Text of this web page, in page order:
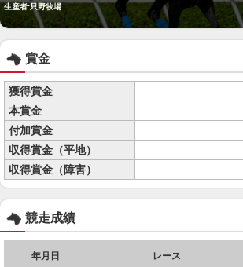
生産者:只野牧場
賞金
獲得賞金
本賞金
付加賞金
収得賞金（平地）
収得賞金（障害）
競走成績
年月日 レース